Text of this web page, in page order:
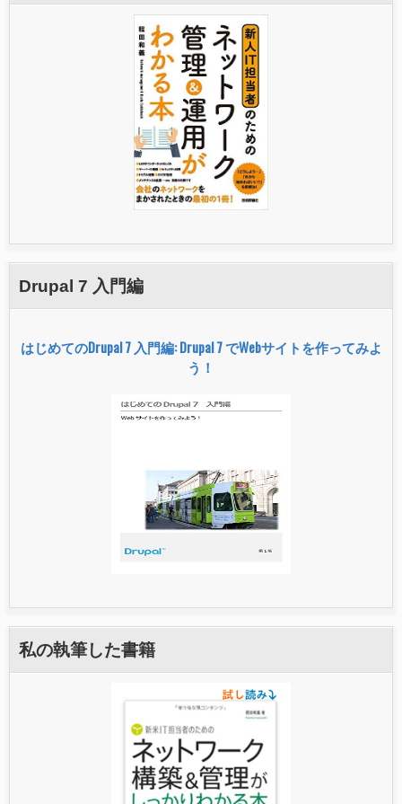
Drupal 7 入門編
はじめてのDrupal 7 入門編: Drupal 7 でWebサイトを作ってみよ
う！
私の執筆した書籍